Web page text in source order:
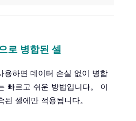
로 병합된 셀
용하면 데이터 손실 없이 병합
빠르고 쉬운 방법입니다。 이
셀에만 적용됩니다。